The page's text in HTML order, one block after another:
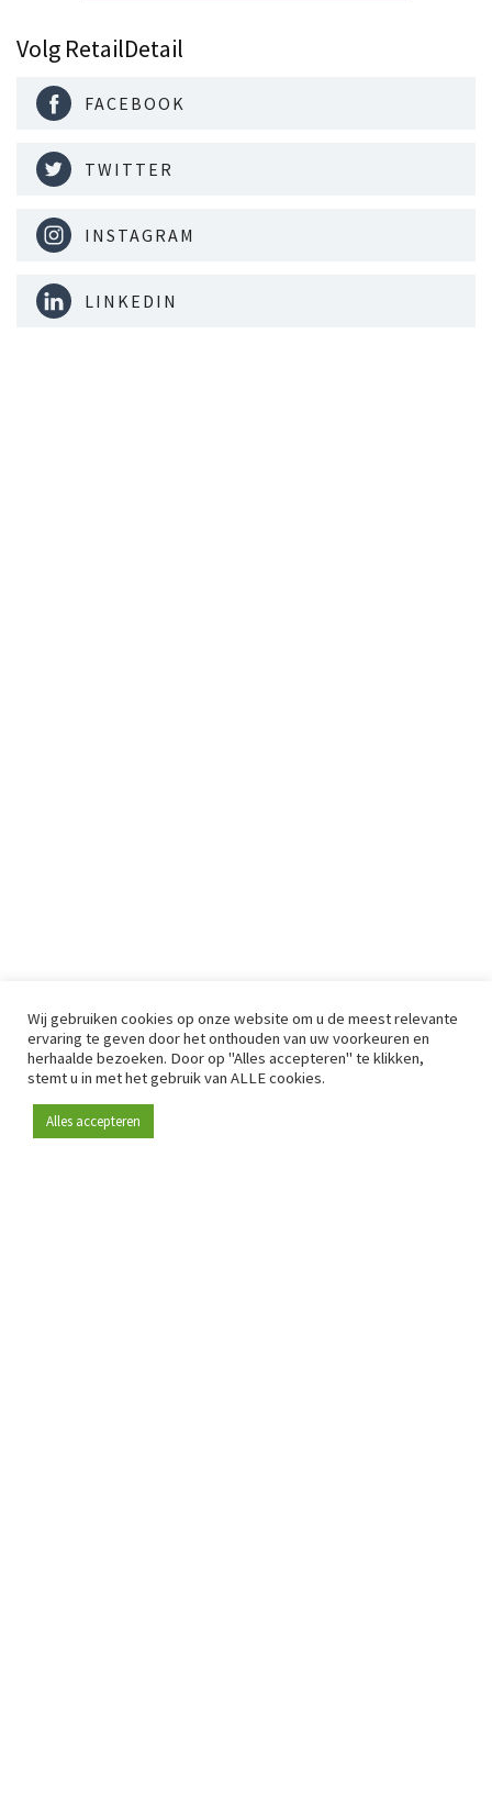
Volg RetailDetail
FACEBOOK
TWITTER
INSTAGRAM
LINKEDIN
Wij gebruiken cookies op onze website om u de meest relevante
ervaring te geven door het onthouden van uw voorkeuren en
herhaalde bezoeken. Door op "Alles accepteren" te klikken,
stemt u in met het gebruik van ALLE cookies.
Alles accepteren